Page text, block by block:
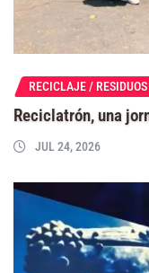
RECICLAJE / RESIDUOS
Reciclatrón, una
JUL 24, 2026